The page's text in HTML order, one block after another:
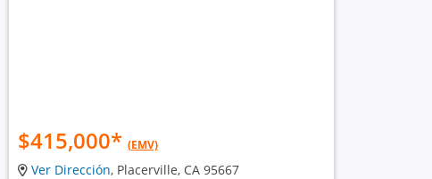
$415,000* (EMV)
Ver Dirección, Placerville, CA 95667